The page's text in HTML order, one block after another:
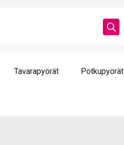
Tavarapyörät Potkupyörät